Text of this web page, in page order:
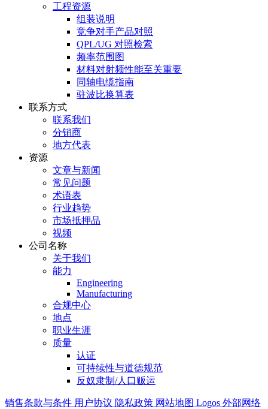
工程资源
组装说明
竞争对手产品对照
QPL/UG 对照检索
频率范围图
材料对射频性能至关重要
同轴电缆指南
驻波比换算表
联系方式
联系我们
分销商
地方代表
资源
文章与新闻
常见问题
术语表
行业趋势
市场抵押品
视频
公司名称
关于我们
能力
Engineering
Manufacturing
合规中心
地点
职业生涯
质量
认证
可持续性与道德规范
反奴隶制/人口贩运
销售条款与条件 用户协议 隐私政策 网站地图 Logos 外部网络